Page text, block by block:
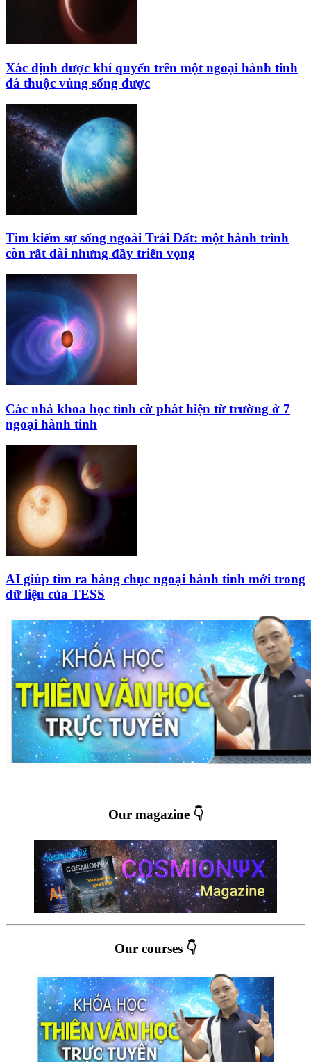
Xác định được khí quyển trên một ngoại hành tinh
đá thuộc vùng sống được
Tìm kiếm sự sống ngoài Trái Đất: một hành trình
còn rất dài nhưng đầy triển vọng
Các nhà khoa học tình cờ phát hiện từ trường ở 7
ngoại hành tinh
AI giúp tìm ra hàng chục ngoại hành tinh mới trong
dữ liệu của TESS
Our magazine 👇
Our courses 👇